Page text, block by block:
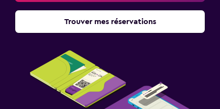
Trouver mes réservations